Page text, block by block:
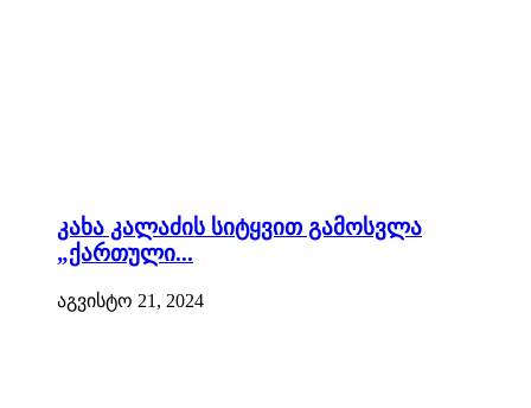
კახა კალაძის სიტყვით გამოსვლა
„ქართული...
აგვისტო 21, 2024